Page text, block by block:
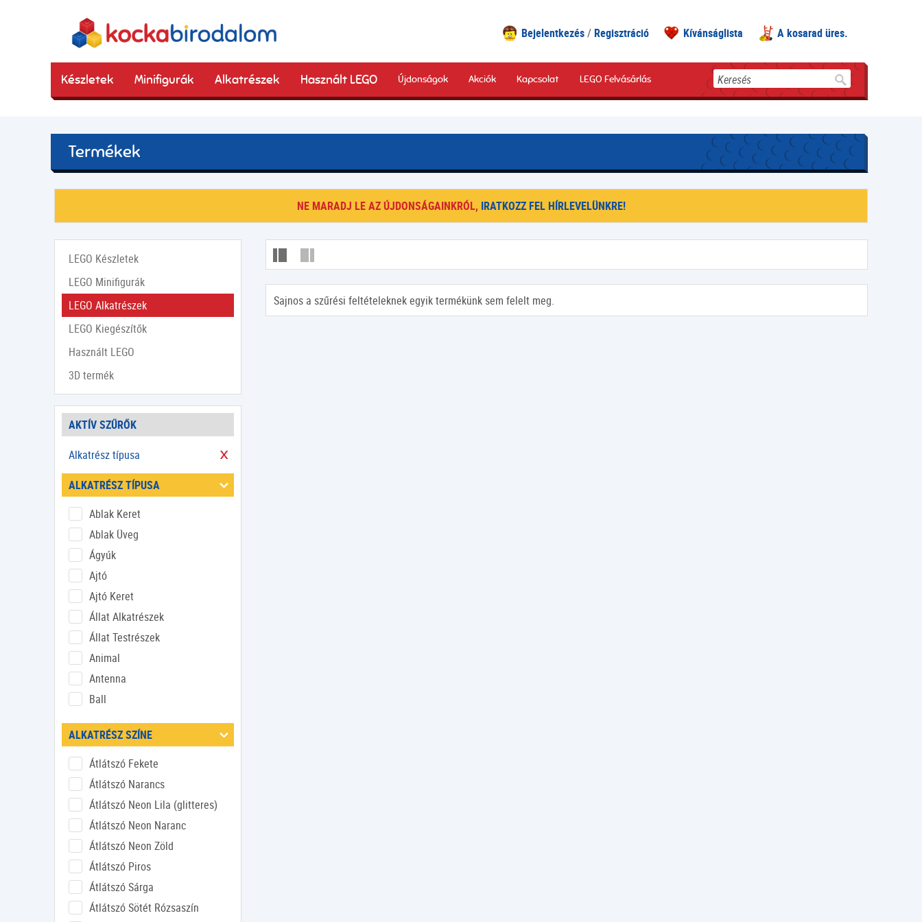
Bejelentkezés Regisztráció Kívánságlista A kosarad üres.
Készletek Minifigurák Alkatrészek Használt LEGO Újdonságok Akciók Kapcsolat LEGO Felvásárlás Keresés
Termékek
NE MARADJ LE AZ ÚJDONSÁGAINKRÓL, IRATKOZZ FEL HÍRLEVELÜNKRE!
LEGO Készletek
LEGO Minifigurák
LEGO Alkatrészek
LEGO Kiegészítők
Használt LEGO
3D termék
AKTÍV SZŰRŐK
Alkatrész típusa
ALKATRÉSZ TÍPUSA
Ablak Keret
Ablak Üveg
Ágyúk
Ajtó
Ajtó Keret
Állat Alkatrészek
Állat Testrészek
Animal
Antenna
Ball
Baseplate
Bionicle
Boltív
Brick
Csap
Csempe
Csempe Kerek
Csempe Mintás
Csempe Mintás Kerek
Csempe Mintás Módosított
ALKATRÉSZ SZÍNE
Átlátszó Fekete
Átlátszó Narancs
Átlátszó Neon Lila (glitteres)
Átlátszó Neon Naranc
Átlátszó Neon Zöld
Átlátszó Piros
Átlátszó Sárga
Átlátszó Sötét Rózsaszín
Sajnos a szűrési feltételeknek egyik termékünk sem felelt meg.